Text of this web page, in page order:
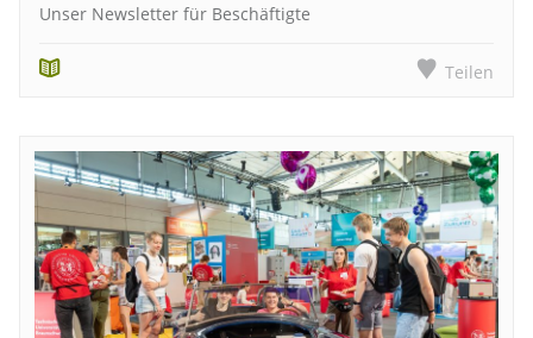
Unser Newsletter für Beschäftigte
Teilen